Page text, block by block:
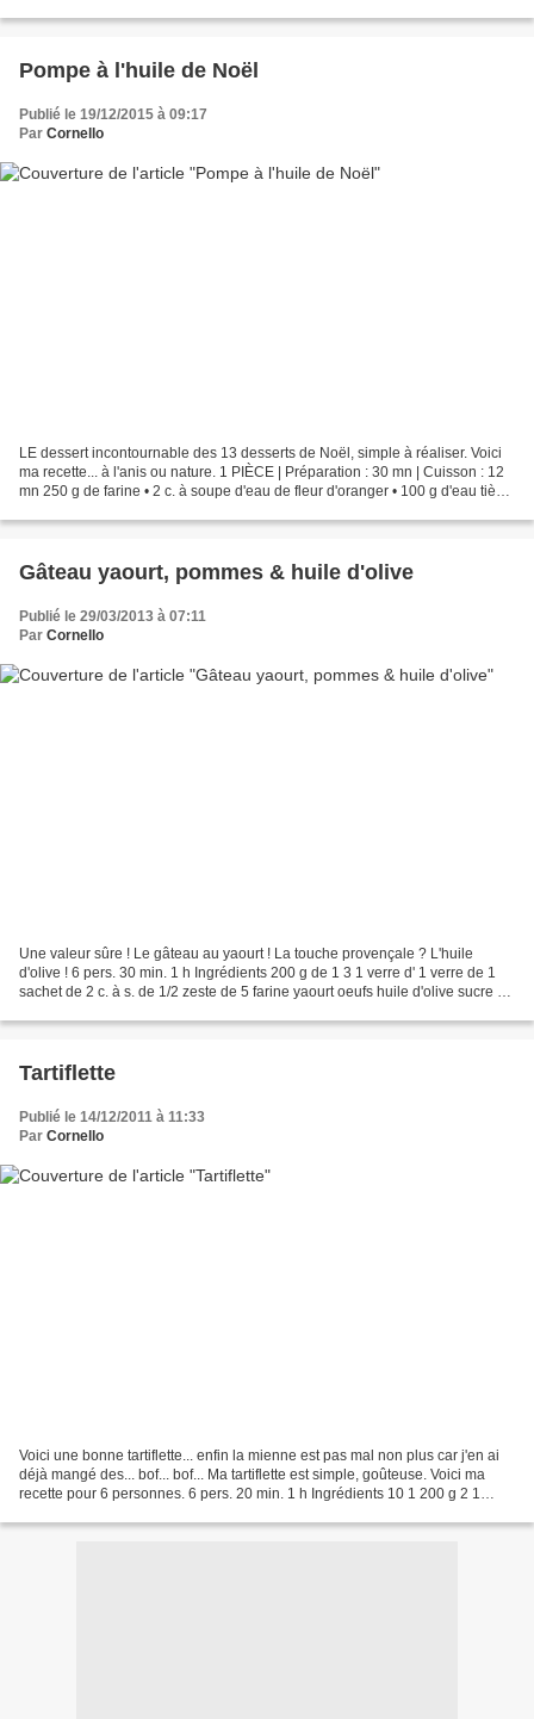
Pompe à l'huile de Noël
Publié le 19/12/2015 à 09:17
Par Cornello
LE dessert incontournable des 13 desserts de Noël, simple à réaliser. Voici
ma recette... à l'anis ou nature. 1 PIÈCE | Préparation : 30 mn | Cuisson : 12
mn 250 g de farine • 2 c. à soupe d'eau de fleur d'oranger • 100 g d'eau tiède
Gâteau yaourt, pommes & huile d'olive
Publié le 29/03/2013 à 07:11
Par Cornello
Une valeur sûre ! Le gâteau au yaourt ! La touche provençale ? L'huile
d'olive ! 6 pers. 30 min. 1 h Ingrédients 200 g de 1 3 1 verre d' 1 verre de 1
sachet de 2 c. à s. de 1/2 zeste de 5 farine yaourt oeufs huile d'olive sucre en
Tartiflette
Publié le 14/12/2011 à 11:33
Par Cornello
Voici une bonne tartiflette... enfin la mienne est pas mal non plus car j'en ai
déjà mangé des... bof... bof... Ma tartiflette est simple, goûteuse. Voici ma
recette pour 6 personnes. 6 pers. 20 min. 1 h Ingrédients 10 1 200 g 2 1